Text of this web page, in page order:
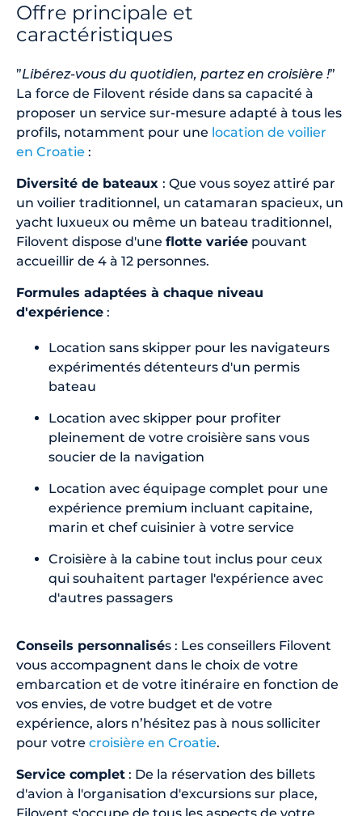
Offre principale et
caractéristiques
”Libérez-vous du quotidien, partez en croisière !”
La force de Filovent réside dans sa capacité à
proposer un service sur-mesure adapté à tous les
profils, notamment pour une location de voilier
en Croatie :
Diversité de bateaux : Que vous soyez attiré par
un voilier traditionnel, un catamaran spacieux, un
yacht luxueux ou même un bateau traditionnel,
Filovent dispose d'une flotte variée pouvant
accueillir de 4 à 12 personnes.
Formules adaptées à chaque niveau
d'expérience :
Location sans skipper pour les navigateurs
expérimentés détenteurs d'un permis
bateau
Location avec skipper pour profiter
pleinement de votre croisière sans vous
soucier de la navigation
Location avec équipage complet pour une
expérience premium incluant capitaine,
marin et chef cuisinier à votre service
Croisière à la cabine tout inclus pour ceux
qui souhaitent partager l'expérience avec
d'autres passagers
Conseils personnalisés : Les conseillers Filovent
vous accompagnent dans le choix de votre
embarcation et de votre itinéraire en fonction de
vos envies, de votre budget et de votre
expérience, alors n’hésitez pas à nous solliciter
pour votre croisière en Croatie.
Service complet : De la réservation des billets
d'avion à l'organisation d'excursions sur place,